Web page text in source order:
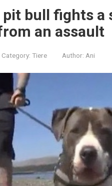
bull fights a
an assault
Category: Tiere Author: Ani